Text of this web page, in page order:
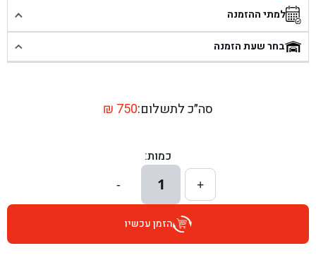
בן גל - פוריידיס, כניסה צפונית מול כביש 4 - פרדיס
בן גל - שכונת אזור תעשייה זעירה, עיילבון - עיילבון
בן גל - דרך השבעה 20, אזור - אזור
בן גל - הרצל 6, גדרה - גדרה
בן גל - שדרות דוד בן גוריון 8, באר שבע - באר שבע
למתי ההזמנה
בחר שעת הזמנה
סה״כ לתשלום: ₪ 750
כמות:
+
1
-
הזמן עכשיו